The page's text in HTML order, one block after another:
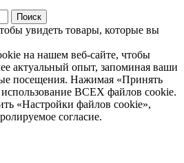
Поиск
увидеть товары, которые вы
на нашем веб-сайте, чтобы
актуальный опыт, запоминая ваши
посещения. Нажимая «Принять
использование ВСЕХ файлов cookie.
«Настройки файлов cookie»,
согласие.